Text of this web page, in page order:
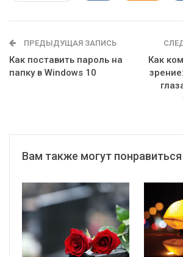
ПРЕДЫДУЩАЯ ЗАПИСЬ
Как поставить пароль на
папку в Windows 10
Как
Вам также могут понравиться